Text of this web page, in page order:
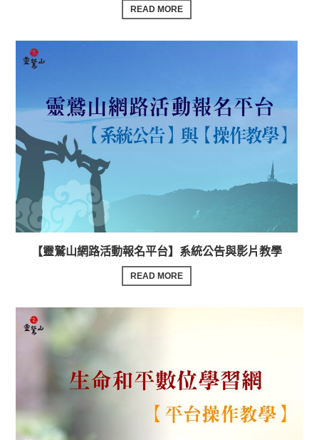
READ MORE
【靈鷲山網路活動報名平台】系統公告與影片教學
READ MORE